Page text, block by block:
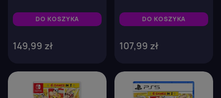
Edition
DO KOSZYKA
149,99 zł
DO KOSZYKA
107,99 zł